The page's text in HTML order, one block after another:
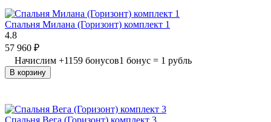
Спальня Милана (Горизонт) комплект 1
4.8
57 960 ₽
Начислим +1159 бонусов1 бонус = 1 рубль
В корзину
Спальня Вега (Горизонт) комплект 3